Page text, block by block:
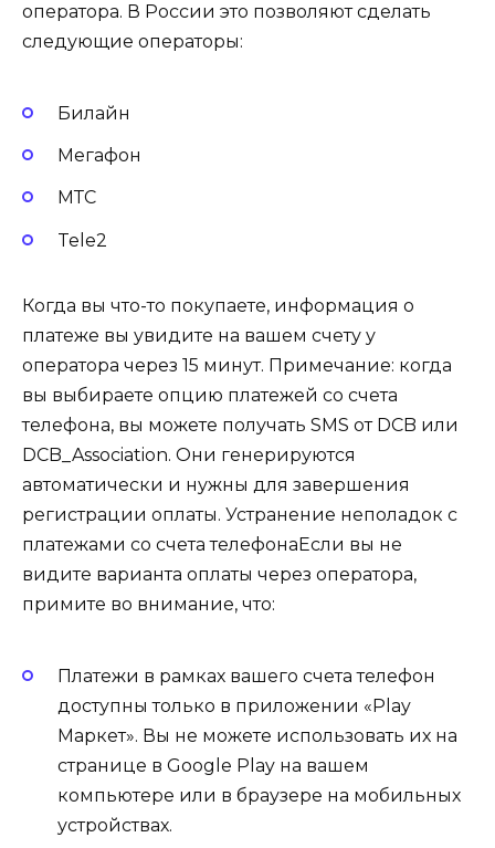
оператора. В России это позволяют сделать
следующие операторы:
Билайн
Мегафон
МТС
Tele2
Когда вы что-то покупаете, информация о
платеже вы увидите на вашем счету у
оператора через 15 минут. Примечание: когда
вы выбираете опцию платежей со счета
телефона, вы можете получать SMS от DCB или
DCB_Association. Они генерируются
автоматически и нужны для завершения
регистрации оплаты. Устранение неполадок с
платежами со счета телефонаЕсли вы не
видите варианта оплаты через оператора,
примите во внимание, что:
Платежи в рамках вашего счета телефон
доступны только в приложении «Play
Маркет». Вы не можете использовать их на
странице в Google Play на вашем
компьютере или в браузере на мобильных
устройствах.